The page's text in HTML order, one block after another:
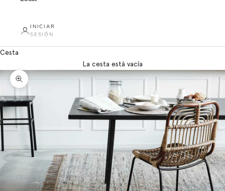
INICIAR
SESIÓN
Cesta
La cesta está vacía
Zoom